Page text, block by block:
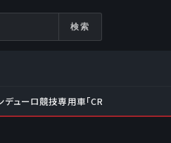
検索
ューロ競技専用車「CRF450RX」をフル